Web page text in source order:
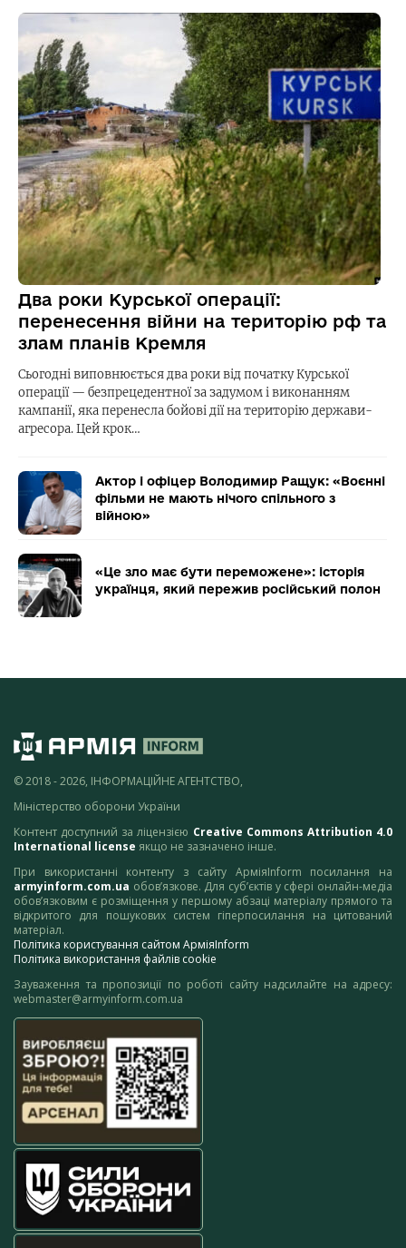
Два роки Курської операції:
перенесення війни на територію рф та
злам планів Кремля
Сьогодні виповнюється два роки від початку Курської
операції — безпрецедентної за задумом і виконанням
кампанії, яка перенесла бойові дії на територію держави-
агресора. Цей крок…
Актор і офіцер Володимир Ращук: «Воєнні
фільми не мають нічого спільного з
війною»
«Це зло має бути переможене»: історія
українця, який пережив російський полон
© 2018 - 2026, ІНФОРМАЦІЙНЕ АГЕНТСТВО,
Міністерство оборони України
Контент доступний за ліцензією Creative Commons Attribution 4.0
International license якщо не зазначено інше.
При використанні контенту з сайту АрміяInform посилання на
armyinform.com.ua обов’язкове. Для суб’єктів у сфері онлайн-медіа
обов’язковим є розміщення у першому абзаці матеріалу прямого та
відкритого для пошукових систем гіперпосилання на цитований
матеріал.
Політика користування сайтом АрміяInform
Політика використання файлів cookie
Зауваження та пропозиції по роботі сайту надсилайте на адресу:
webmaster@armyinform.com.ua